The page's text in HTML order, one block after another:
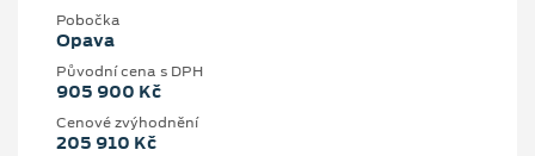
Pobočka
Opava
Původní cena s DPH
905 900 Kč
Cenové zvýhodnění
205 910 Kč